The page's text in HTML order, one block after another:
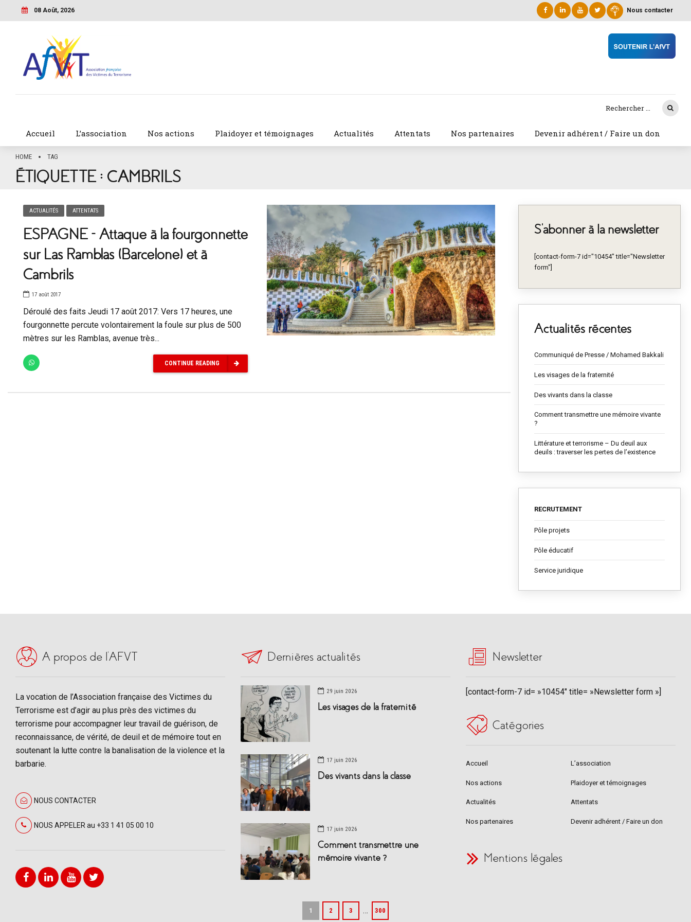
08 Août, 2026 Nous contacter
Accueil L’association Nos actions Plaidoyer et témoignages Actualités Attentats Nos partenaires Devenir adhérent / Faire un don
HOME TAG
ÉTIQUETTE : CAMBRILS
ACTUALITÉS ATTENTATS
ESPAGNE – Attaque à la fourgonnette
sur Las Ramblas (Barcelone) et à
Cambrils
17 août 2017
Déroulé des faits Jeudi 17 août 2017: Vers 17 heures, une
fourgonnette percute volontairement la foule sur plus de 500
mètres sur les Ramblas, avenue très...
CONTINUE READING
S’abonner à la newsletter
[contact-form-7 id="10454" title="Newsletter
form"]
Actualités récentes
Communiqué de Presse / Mohamed Bakkali
Les visages de la fraternité
Des vivants dans la classe
Comment transmettre une mémoire vivante
?
Littérature et terrorisme – Du deuil aux
deuils : traverser les pertes de l’existence
RECRUTEMENT
Pôle projets
Pôle éducatif
Service juridique
A propos de l’AFVT
La vocation de l’Association française des Victimes du
Terrorisme est d’agir au plus près des victimes du
terrorisme pour accompagner leur travail de guérison, de
reconnaissance, de vérité, de deuil et de mémoire tout en
soutenant la lutte contre la banalisation de la violence et la
barbarie.
NOUS CONTACTER
NOUS APPELER au +33 1 41 05 00 10
Dernières actualités
29 juin 2026
Les visages de la fraternité
17 juin 2026
Des vivants dans la classe
17 juin 2026
Comment transmettre une
mémoire vivante ?
1 2 3 … 300
Newsletter
[contact-form-7 id= »10454″ title= »Newsletter form »]
Catégories
Accueil L’association
Nos actions Plaidoyer et témoignages
Actualités Attentats
Nos partenaires Devenir adhérent / Faire un don
Mentions légales